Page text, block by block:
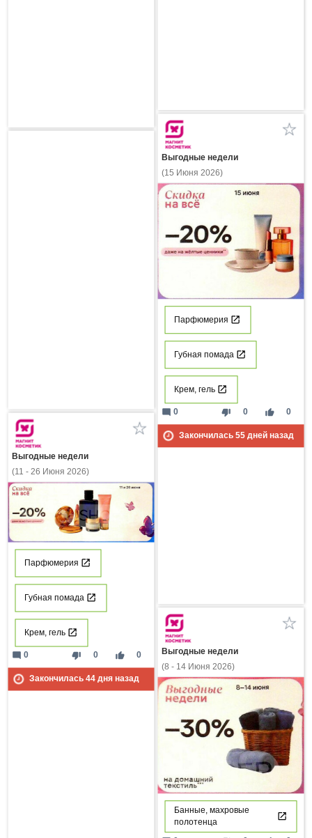
Выгодные недели
(15 Июня 2026)
Парфюмерия
Губная помада
Крем, гель
thumb_down 0 thumb_up 0
mode_comment 0
Закончилась 55дней назад
Выгодные недели
(11 - 26 Июня 2026)
Парфюмерия
Губная помада
Крем, гель
thumb_down 0 thumb_up 0
mode_comment 0
Закончилась 44дня назад
Выгодные недели
(8 - 14 Июня 2026)
Банные, махровые
полотенца